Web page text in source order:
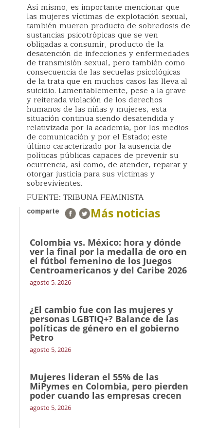
Así mismo, es importante mencionar que
las mujeres víctimas de explotación sexual,
también mueren producto de sobredosis de
sustancias psicotrópicas que se ven
obligadas a consumir, producto de la
desatención de infecciones y enfermedades
de transmisión sexual, pero también como
consecuencia de las secuelas psicológicas
de la trata que en muchos casos las lleva al
suicidio. Lamentablemente, pese a la grave
y reiterada violación de los derechos
humanos de las niñas y mujeres, esta
situación continua siendo desatendida y
relativizada por la academia, por los medios
de comunicación y por el Estado; este
último caracterizado por la ausencia de
políticas públicas capaces de prevenir su
ocurrencia, así como, de atender, reparar y
otorgar justicia para sus víctimas y
sobrevivientes.
FUENTE: TRIBUNA FEMINISTA
comparte Más noticias
Colombia vs. México: hora y dónde
ver la final por la medalla de oro en
el fútbol femenino de los Juegos
Centroamericanos y del Caribe 2026
agosto 5, 2026
¿El cambio fue con las mujeres y
personas LGBTIQ+? Balance de las
políticas de género en el gobierno
Petro
agosto 5, 2026
Mujeres lideran el 55% de las
MiPymes en Colombia, pero pierden
poder cuando las empresas crecen
agosto 5, 2026